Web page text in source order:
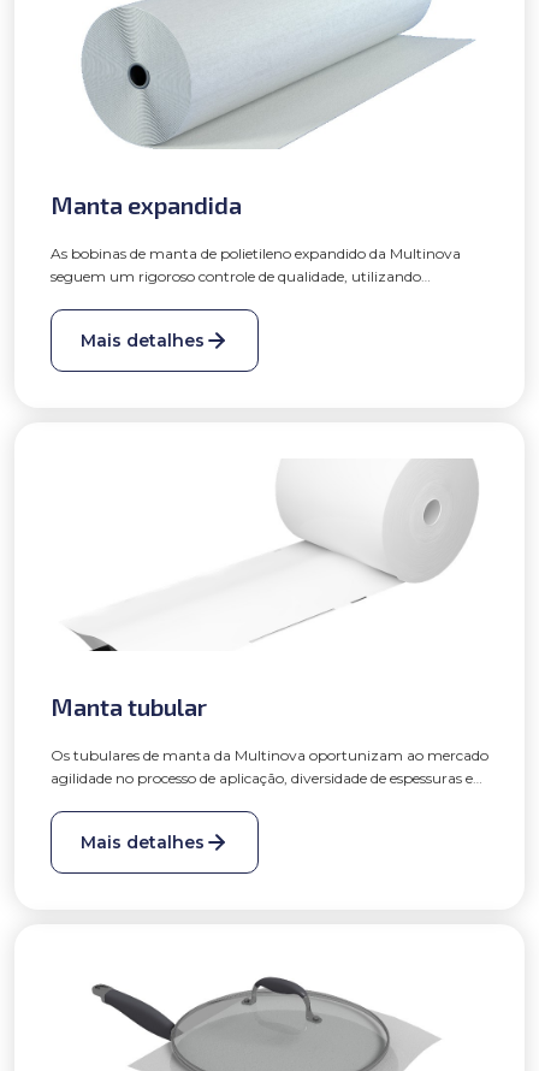
Manta expandida
As bobinas de manta de polietileno expandido da Multinova
seguem um rigoroso controle de qualidade, utilizando
variam de 0,3mm à 20mm (sem colaminação), densidades e
características variadas que possibilitam o atendimento das
necessidades e especificações dos clientes, podendo ser dubladas
flutuabilidade e isolamento termo acústico, podendo ser
Mais detalhes
Manta tubular
Os tubulares de manta da Multinova oportunizam ao mercado
agilidade no processo de aplicação, diversidade de espessuras e
produto do cliente. A manta tubular oferece uma solução em
sacaria para os clientes que desejam aproveitar a embalagem
para diferentes tipos de aplicação sem manter estoques de
Mais detalhes
Telefone: 542109.3366
Farroupilha/RS
6 de Maio de 2025
Versão 1.0